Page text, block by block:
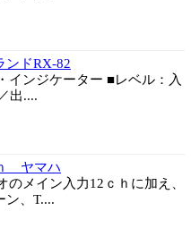
ドRX-82
インジケーター ■レベル：入
出....
ヤマハ
のメイン入力12ｃｈに加え、
ン、T....